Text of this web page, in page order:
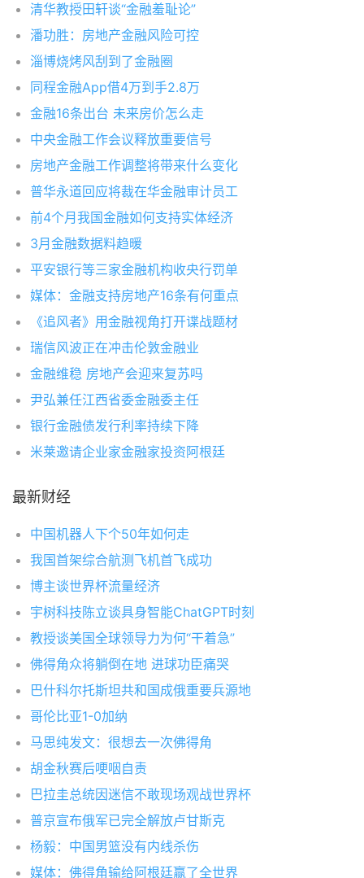
清华教授田轩谈“金融羞耻论”
潘功胜：房地产金融风险可控
淄博烧烤风刮到了金融圈
同程金融App借4万到手2.8万
金融16条出台 未来房价怎么走
中央金融工作会议释放重要信号
房地产金融工作调整将带来什么变化
普华永道回应将裁在华金融审计员工
前4个月我国金融如何支持实体经济
3月金融数据料趋暖
平安银行等三家金融机构收央行罚单
媒体：金融支持房地产16条有何重点
《追风者》用金融视角打开谍战题材
瑞信风波正在冲击伦敦金融业
金融维稳 房地产会迎来复苏吗
尹弘兼任江西省委金融委主任
银行金融债发行利率持续下降
米莱邀请企业家金融家投资阿根廷
最新财经
中国机器人下个50年如何走
我国首架综合航测飞机首飞成功
博主谈世界杯流量经济
宇树科技陈立谈具身智能ChatGPT时刻
教授谈美国全球领导力为何“干着急”
佛得角众将躺倒在地 进球功臣痛哭
巴什科尔托斯坦共和国成俄重要兵源地
哥伦比亚1-0加纳
马思纯发文：很想去一次佛得角
胡金秋赛后哽咽自责
巴拉圭总统因迷信不敢现场观战世界杯
普京宣布俄军已完全解放卢甘斯克
杨毅：中国男篮没有内线杀伤
媒体：佛得角输给阿根廷赢了全世界